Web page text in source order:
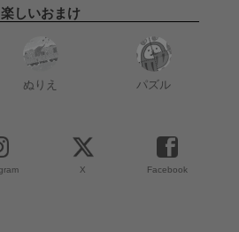
楽しいおまけ
ぬりえ パズル
X Facebook